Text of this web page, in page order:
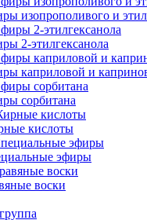
изопрополивого и
2-этилгексанола
каприловой и
сорбитана
кислоты
эфиры
воски